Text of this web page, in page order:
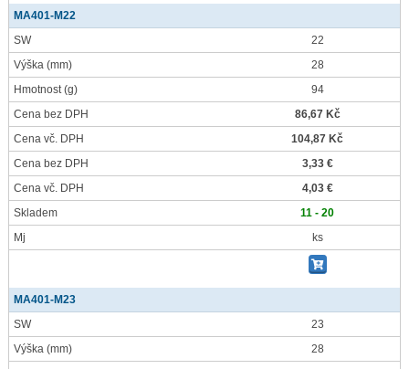
MA401-M22
SW
22
Výška (mm)
28
Hmotnost(g)
94
Cena bez DPH
86,67 Kč
Cena vč. DPH
104,87 Kč
Cena bez DPH
3,33 €
Cena vč. DPH
4,03 €
Skladem
11 - 20
Mj
ks
MA401-M23
SW
23
Výška (mm)
28